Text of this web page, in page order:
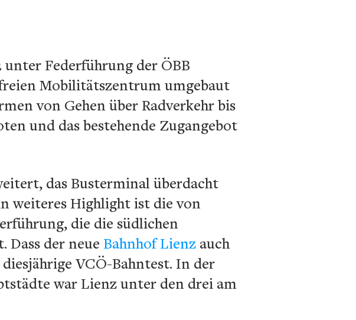
unter Federführung der ÖBB
Mobilitätszentrum umgebaut
von Gehen über Radverkehr bis
und das bestehende Zugangebot
das Busterminal überdacht
weiteres Highlight ist die von
die die südlichen
der neue Bahnhof Lienz auch
VCÖ-Bahntest. In der
war Lienz unter den drei am